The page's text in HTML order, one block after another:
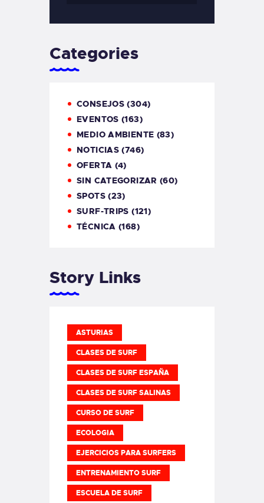
Categories
CONSEJOS (304)
EVENTOS (163)
MEDIO AMBIENTE (83)
NOTICIAS (746)
OFERTA (4)
SIN CATEGORIZAR (60)
SPOTS(23)
SURF-TRIPS (121)
TÉCNICA (168)
Story Links
ASTURIAS
CLASES DE SURF
CLASES DE SURF ESPAÑA
CLASES DE SURF SALINAS
CURSO DE SURF
ECOLOGIA
EJERCICIOS PARA SURFERS
ENTRENAMIENTO SURF
ESCUELA DE SURF